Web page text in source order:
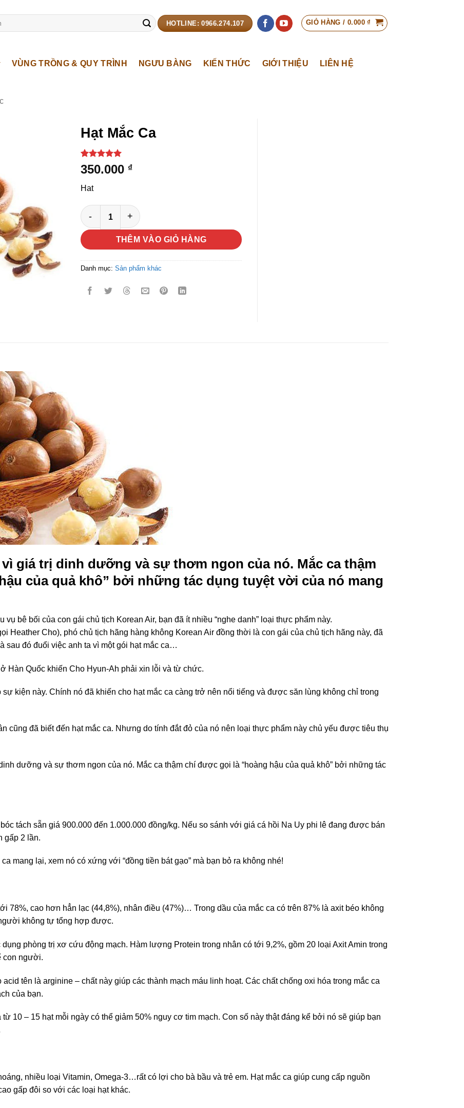
HOTLINE: 0966.274.107 GIỎ HÀNG / 0.000₫
VÙNG TRỒNG & QUY TRÌNH NGƯU BÀNG KIẾN THỨC GIỚI THIỆU LIÊN HỆ
Hạt Mắc Ca
5trên 5
dựa trên
1
350.000 ₫
Hat
Hạt Mắc Ca số lượng
THÊM VÀO GIỎ HÀNG
Danh mục: Sản phẩm khác
giá trị dinh dưỡng và sự thơm ngon của nó. Mắc ca thậm
của quả khô” bởi những tác dụng tuyệt vời của nó mang
vụ bê bối của con gái chủ tịch Korean Air, bạn đã ít nhiều “nghe danh” loại thực phẩm này.
Heather Cho), phó chủ tịch hãng hàng không Korean Air đồng thời là con gái của chủ tịch hãng này, đã
sau đó đuổi việc anh ta vì một gói hạt mắc ca…
Hàn Quốc khiến Cho Hyun-Ah phải xin lỗi và từ chức.
sự kiện này. Chính nó đã khiến cho hạt mắc ca càng trở nên nổi tiếng và được săn lùng không chỉ trong
cũng đã biết đến hạt mắc ca. Nhưng do tính đắt đỏ của nó nên loại thực phẩm này chủ yếu được tiêu thụ
dưỡng và sự thơm ngon của nó. Mắc ca thậm chí được gọi là “hoàng hậu của quả khô” bởi những tác
tách sẵn giá 900.000 đến 1.000.000 đồng/kg. Nếu so sánh với giá cá hồi Na Uy phi lê đang được bán
gấp 2 lần.
mang lại, xem nó có xứng với “đồng tiền bát gạo” mà bạn bỏ ra không nhé!
78%, cao hơn hẳn lạc (44,8%), nhân điều (47%)… Trong dầu của mắc ca có trên 87% là axit béo không
không tự tổng hợp được.
phòng trị xơ cứu động mạch. Hàm lượng Protein trong nhân có tới 9,2%, gồm 20 loại Axit Amin trong
con người.
tên là arginine – chất này giúp các thành mạch máu linh hoạt. Các chất chống oxi hóa trong mắc ca
của bạn.
10 – 15 hạt mỗi ngày có thể giảm 50% nguy cơ tim mạch. Con số này thật đáng kể bởi nó sẽ giúp bạn
nhiều loại Vitamin, Omega-3…rất có lợi cho bà bầu và trẻ em. Hạt mắc ca giúp cung cấp nguồn
gấp đôi so với các loại hạt khác.